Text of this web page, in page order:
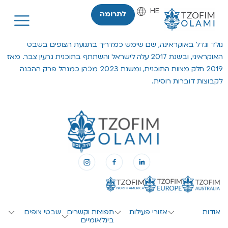
HE
EN לתרומה
נולד וגדל באוקראינה, שם שימש כמדריך בתנועת הצופים בשבט
האוקראיני, ובשנת 2017 עלה לישראל והשתתף בתוכנית גרעין צבר. מאז
2019 חלק מצוות התוכנית, ומשנת 2023 מכהן כמנהל פרק ההכנה
לקבוצות דוברות רוסית.
אודות אזורי פעילות
תפוצות וקשרים
בינלאומיים
שבטי צופים